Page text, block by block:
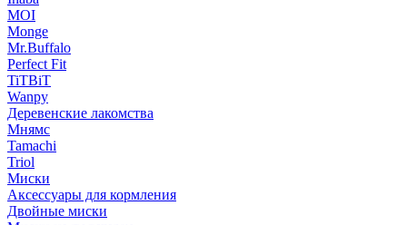
MOI
Monge
Mr.Buffalo
Perfect Fit
TiTBiT
Wanpy
Деревенские лакомства
Мнямс
Tamachi
Triol
Миски
Аксессуары для кормления
Двойные миски